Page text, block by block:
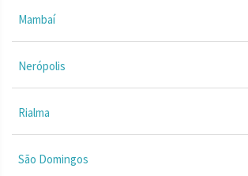
Mambaí
Nerópolis
Rialma
São Domingos